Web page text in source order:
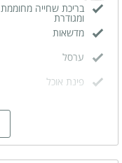
בריכת שחייה מחוממת
ומגודרת
מדשאות
ערסל
פינת אוכל